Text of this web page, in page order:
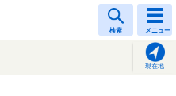
検索 メニュー
現在地